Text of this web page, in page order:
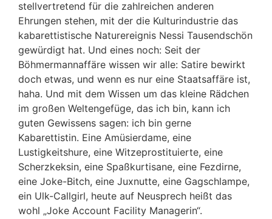
stellvertretend für die zahlreichen anderen
Ehrungen stehen, mit der die Kulturindustrie das
kabarettistische Naturereignis Nessi Tausendschön
gewürdigt hat. Und eines noch: Seit der
Böhmermannaffäre wissen wir alle: Satire bewirkt
doch etwas, und wenn es nur eine Staatsaffäre ist,
haha. Und mit dem Wissen um das kleine Rädchen
im großen Weltengefüge, das ich bin, kann ich
guten Gewissens sagen: ich bin gerne
Kabarettistin. Eine Amüsierdame, eine
Lustigkeitshure, eine Witzeprostituierte, eine
Scherzkeksin, eine Spaßkurtisane, eine Fezdirne,
eine Joke-Bitch, eine Juxnutte, eine Gagschlampe,
ein Ulk-Callgirl, heute auf Neusprech heißt das
wohl „Joke Account Facility Managerin“.